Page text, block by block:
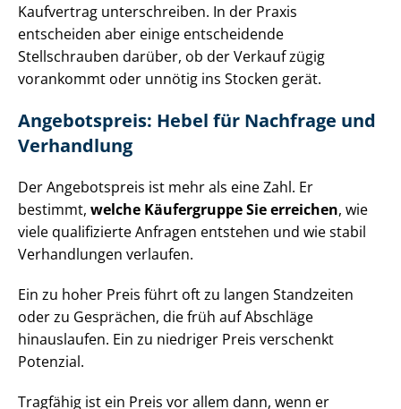
Kaufvertrag unterschreiben. In der Praxis
entscheiden aber einige entscheidende
Stellschrauben darüber, ob der Verkauf zügig
vorankommt oder unnötig ins Stocken gerät.
Angebotspreis: Hebel für Nachfrage und
Verhandlung
Der Angebotspreis ist mehr als eine Zahl. Er
bestimmt, welche Käufergruppe Sie erreichen, wie
viele qualifizierte Anfragen entstehen und wie stabil
Verhandlungen verlaufen.
Ein zu hoher Preis führt oft zu langen Standzeiten
oder zu Gesprächen, die früh auf Abschläge
hinauslaufen. Ein zu niedriger Preis verschenkt
Potenzial.
Tragfähig ist ein Preis vor allem dann, wenn er